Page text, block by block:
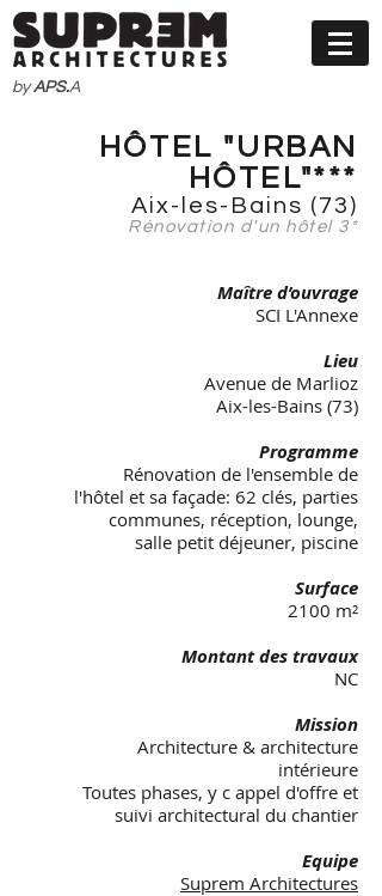
byAPS.A
HÔTEL "URBAN
HÔTEL"***
Aix-les-Bains (73)
Rénovation d'un hôtel 3*
Maître d’ouvrage
SCI L'Annexe
Lieu
Avenue de Marlioz
Aix-les-Bains (73)
Programme
Rénovation de l'ensemble de
l'hôtel et sa façade: 62 clés, parties
communes, réception, lounge,
salle petit déjeuner, piscine
Surface
2100 m²
Montant des travaux
NC
Mission
Architecture & architecture
intérieure
Toutes phases, y c appel d'offre et
suivi architectural du chantier
Equipe
Suprem Architectures